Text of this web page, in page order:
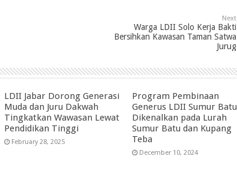
Next
Warga LDII Solo Kerja Bakti
Bersihkan Kawasan Taman Satwa
Jurug
LDII Jabar Dorong Generasi
Muda dan Juru Dakwah
Tingkatkan Wawasan Lewat
Pendidikan Tinggi
February 28, 2025
Program Pembinaan
Generus LDII Sumur Batu
Dikenalkan pada Lurah
Sumur Batu dan Kupang
Teba
December 10, 2024